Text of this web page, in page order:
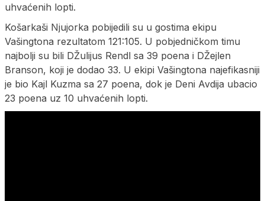
uhvaćenih lopti.
Košarkaši Njujorka pobijedili su u gostima ekipu
Vašingtona rezultatom 121:105. U pobjedničkom timu
najbolji su bili DŽulijus Rendl sa 39 poena i DŽejlen
Branson, koji je dodao 33. U ekipi Vašingtona najefikasniji
je bio Kajl Kuzma sa 27 poena, dok je Deni Avdija ubacio
23 poena uz 10 uhvaćenih lopti.